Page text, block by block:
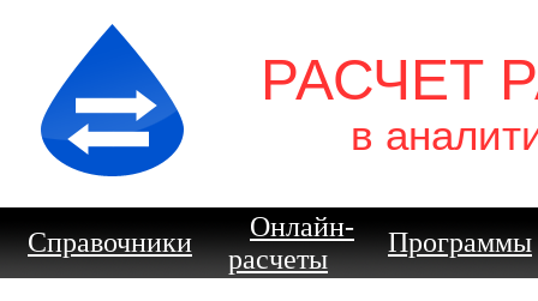
РАСЧЕТ
в
Справочники
Онлайн-
расчеты
Программы